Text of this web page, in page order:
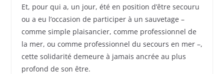
Et, pour qui a, un jour, été en position d’être secouru
ou a eu l’occasion de participer à un sauvetage –
comme simple plaisancier, comme professionnel de
la mer, ou comme professionnel du secours en mer –,
cette solidarité demeure à jamais ancrée au plus
profond de son être.